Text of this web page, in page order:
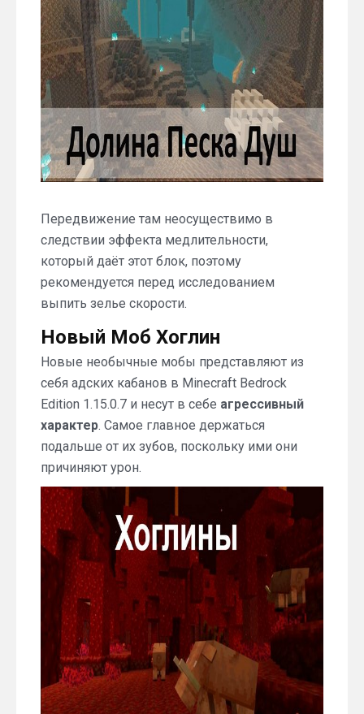
Передвижение там неосуществимо в
следствии эффекта медлительности,
который даёт этот блок, поэтому
рекомендуется перед исследованием
выпить зелье скорости.
Новый Моб Хоглин
Новые необычные мобы представляют из
себя адских кабанов в Minecraft Bedrock
Edition 1.15.0.7 и несут в себе агрессивный
характер. Самое главное держаться
подальше от их зубов, поскольку ими они
причиняют урон.